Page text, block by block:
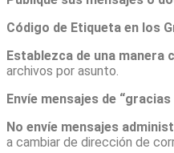
Código de Etiqueta en los
Establezca de una manera
archivos por asunto.
Envíe mensajes de
No envíe mensajes
a cambiar de dirección de